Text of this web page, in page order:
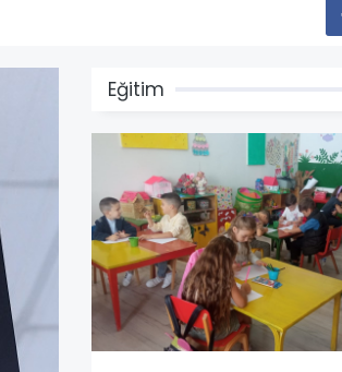
Eğitim